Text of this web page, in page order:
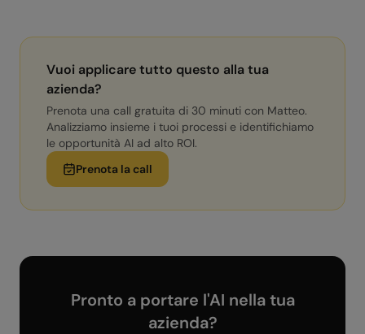
Vuoi applicare tutto questo alla tua
azienda?
Prenota una call gratuita di 30 minuti con Matteo.
Analizziamo insieme i tuoi processi e identifichiamo
le opportunità AI ad alto ROI.
Prenota la call
Pronto a portare l'AI nella tua
azienda?